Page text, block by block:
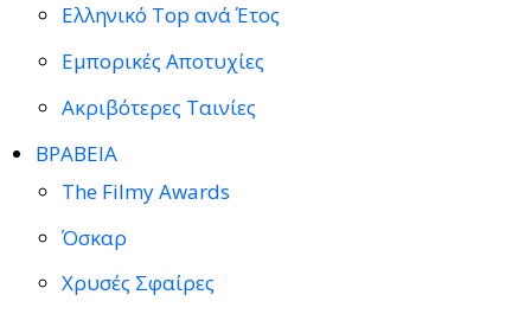
Ελληνικό Top ανά Έτος
Εμπορικές Αποτυχίες
Ακριβότερες Ταινίες
ΒΡΑΒΕΙΑ
The Filmy Awards
Όσκαρ
Χρυσές Σφαίρες